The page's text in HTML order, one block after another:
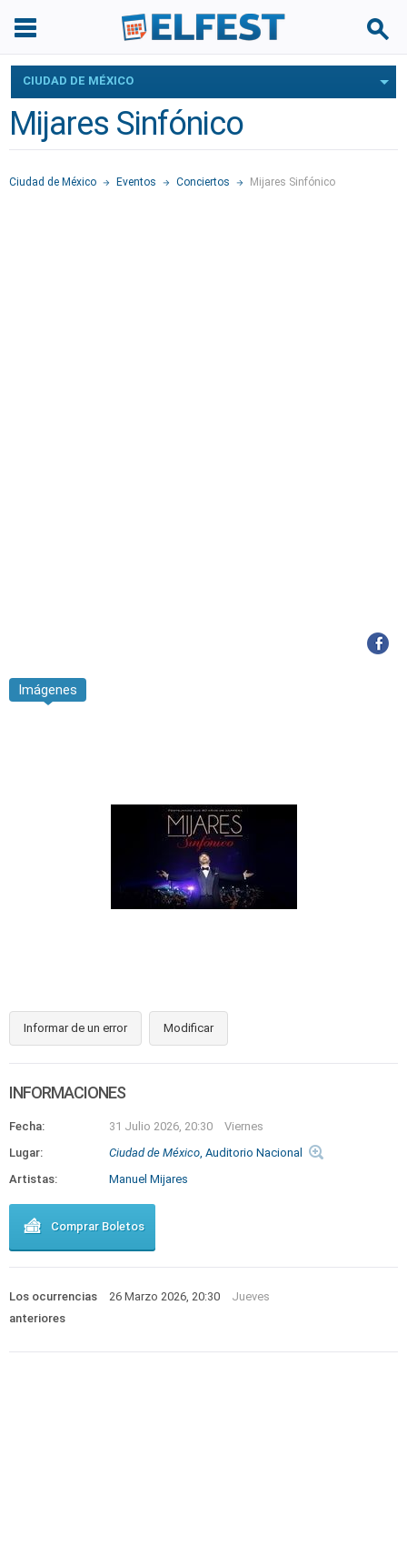
CIUDAD DE MÉXICO
Mijares Sinfónico
Ciudad de México Eventos Conciertos Mijares Sinfónico
Imágenes
Informar de un error Modificar
INFORMACIONES
Fecha: 31 Julio 2026, 20:30
Viernes
Lugar:
Ciudad de México, Auditorio Nacional
Artistas:
Manuel Mijares
Comprar Boletos
Los ocurrencias
anteriores
26 Marzo 2026, 20:30 Jueves